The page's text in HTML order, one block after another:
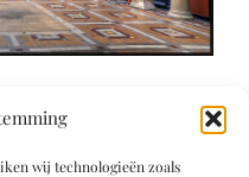
wij technologieën zoals